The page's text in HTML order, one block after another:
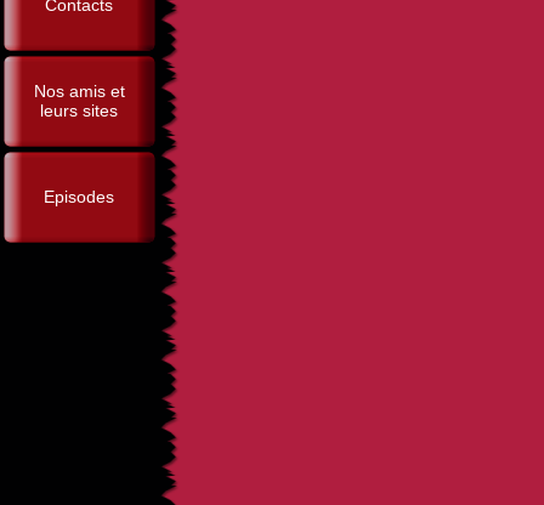
Contacts
Nos amis et
leurs sites
Episodes